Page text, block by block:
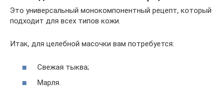
Это универсальный монокомпонентный рецепт, который
подходит для всех типов кожи.
Итак, для целебной масочки вам потребуется:
Свежая тыква;
Марля.